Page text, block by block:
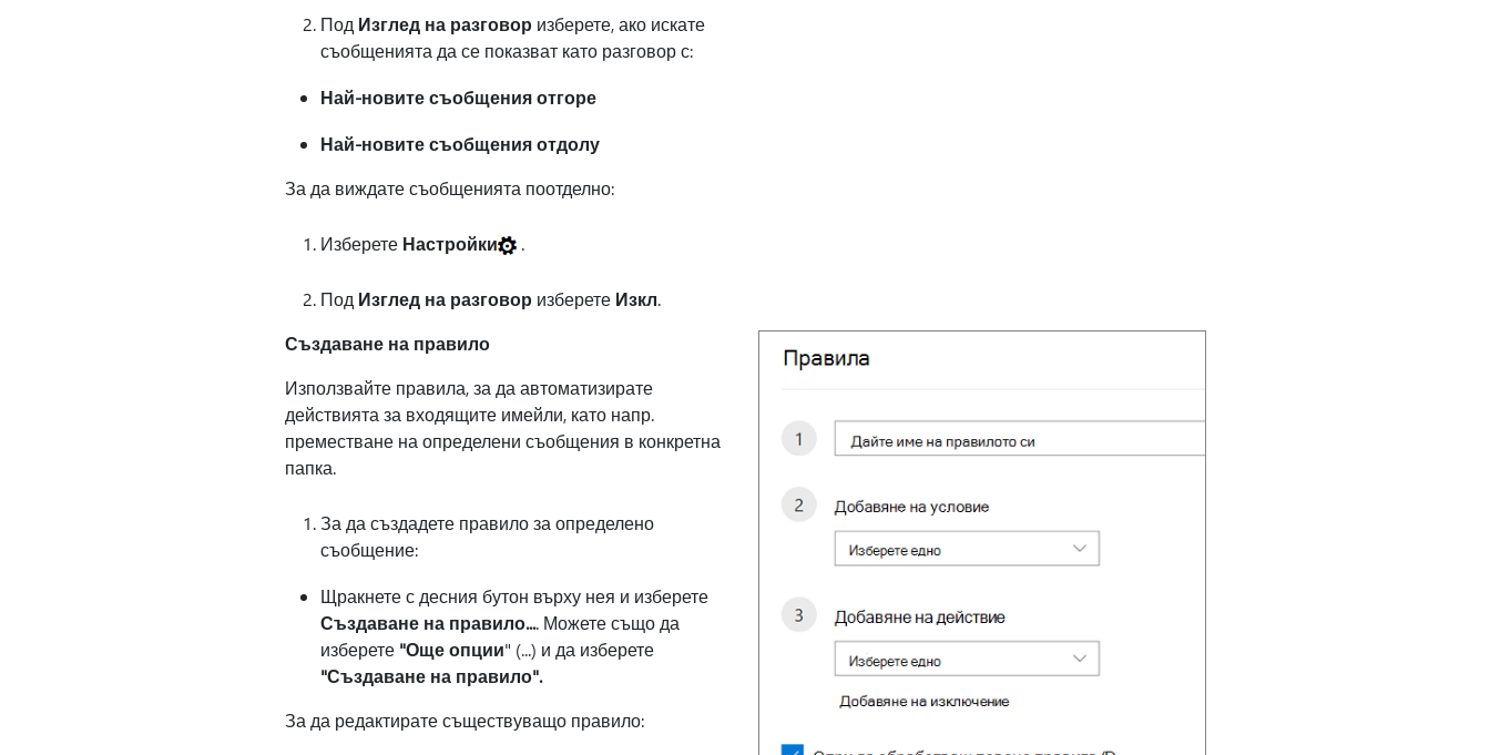
Под Изглед на разговор изберете, ако искате
съобщенията да се показват като разговор с:
Най-новите съобщения отгоре
Най-новите съобщения отдолу
За да виждате съобщенията поотделно:
Изберете Настройки .
Под Изглед на разговор изберете Изкл.
Създаване на правило
Използвайте правила, за да автоматизирате
действията за входящите имейли, като напр.
преместване на определени съобщения в конкретна
папка.
За да създадете правило за определено
съобщение:
Щракнете с десния бутон върху нея и изберете
Създаване на правило.... Можете също да
изберете "Още опции" (...) и да изберете
"Създаване на правило".
За да редактирате съществуващо правило: